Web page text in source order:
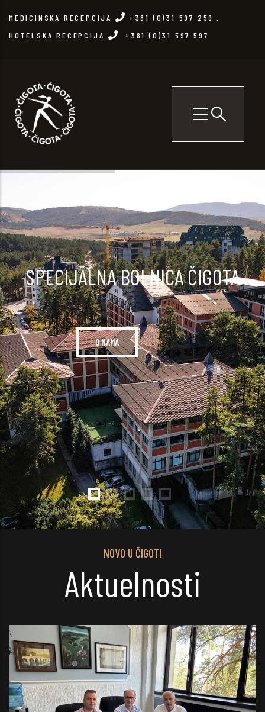
MEDICINSKA RECEPCIJA +381 (0)31 597 259
HOTELSKA RECEPCIJA
+381 (0)31 597 597
SPECIJALNA BOLNICA ČIGOTA
O NAMA
NOVO U ČIGOTI
Aktuelnosti